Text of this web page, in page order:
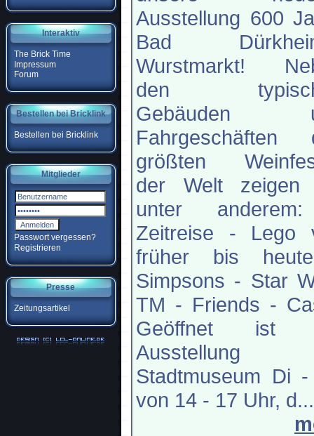
Interaktiv
The Brick Time
Impressum
Forum
Bestellen bei Bricklink
Bestellen bei Bricklink
Mitglieder
Passwort vergessen?
Registrieren
Presse
Zeitungsartikel
Ausstellung 600
Bad
Wurstmarkt!
den
Gebäuden
Fahrgeschäften
größten
der Welt zeigen
unter
Zeitreise - Lego
früher bis
Simpsons - Star
TM - Friends -
Geöffnet ist
Ausstellung
Stadtmuseum Di
von 14 - 17 Uhr, d...